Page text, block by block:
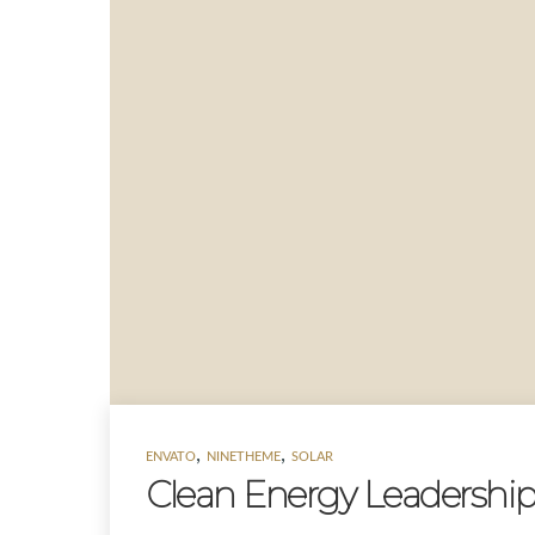
ENVATO, NINETHEME, SOLAR
Clean Energy Leadership